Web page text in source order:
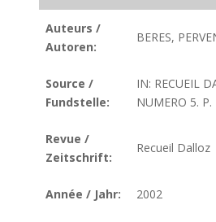
Auteurs /
Autoren:
BERES,
Source /
Fundstelle:
IN: RECUEIL
NUMERO 5.
Revue /
Zeitschrift:
Recueil Dalloz
Année / Jahr: 2002